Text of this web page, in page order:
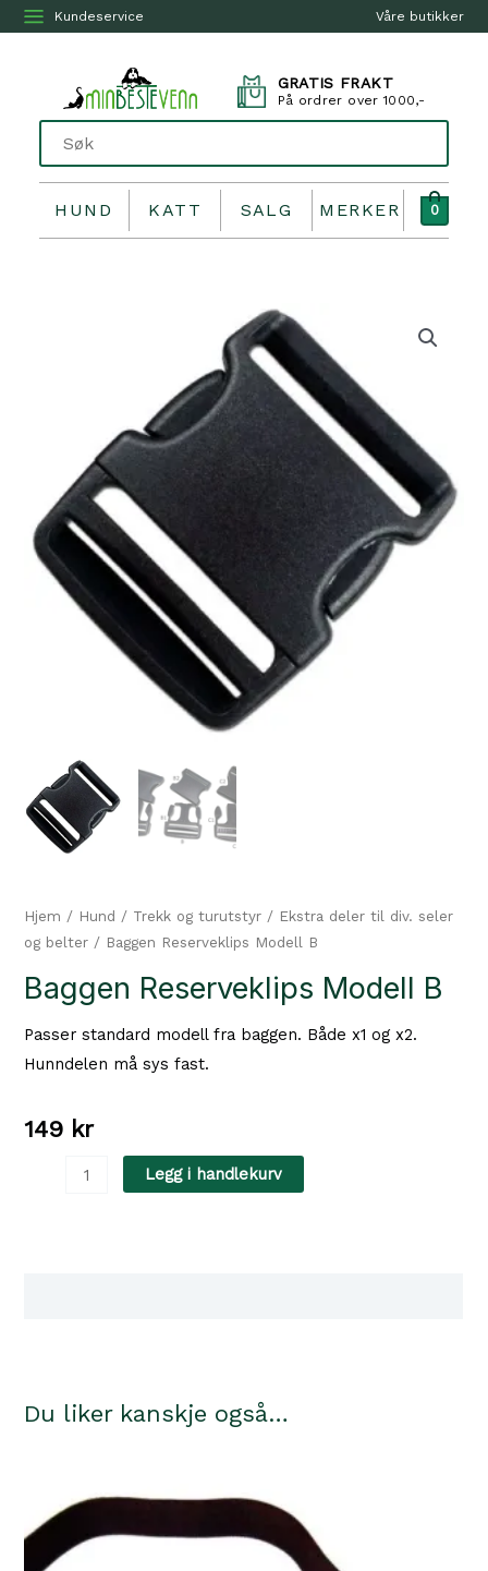
Våre butikker
Kundeservice
GRATIS FRAKT
På ordrer over 1000,-
HUND KATT SALG MERKER 0
Hjem / Hund / Trekk og turutstyr / Ekstra deler til div. seler
og belter / Baggen Reserveklips Modell B
Baggen Reserveklips Modell B
Passer standard modell fra baggen. Både x1 og x2.
Hunndelen må sys fast.
149 kr
Reserveklips
Legg i handlekurv
Du liker kanskje også…